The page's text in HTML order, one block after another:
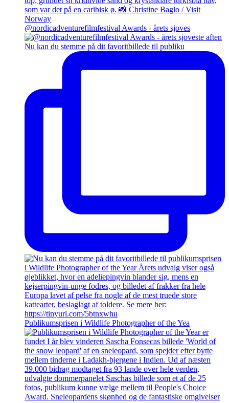
@nordicadventurefilmfestival Awards - årets sjoves
Nu kan du stemme på dit favoritbillede til publiku
Publikumsprisen i Wildlife Photographer of the Yea